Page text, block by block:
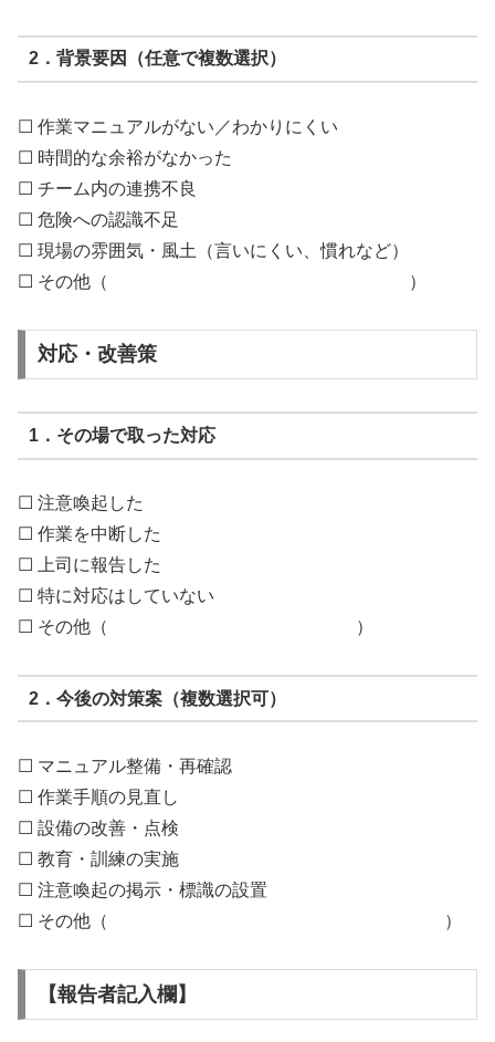
2．背景要因（任意で複数選択）
☐ 作業マニュアルがない／わかりにくい
☐ 時間的な余裕がなかった
☐ チーム内の連携不良
☐ 危険への認識不足
☐ 現場の雰囲気・風土（言いにくい、慣れなど）
☐ その他（ ）
対応・改善策
1．その場で取った対応
☐ 注意喚起した
☐ 作業を中断した
☐ 上司に報告した
☐ 特に対応はしていない
☐ その他（ ）
2．今後の対策案（複数選択可）
☐ マニュアル整備・再確認
☐ 作業手順の見直し
☐ 設備の改善・点検
☐ 教育・訓練の実施
☐ 注意喚起の掲示・標識の設置
☐ その他（ ）
【報告者記入欄】